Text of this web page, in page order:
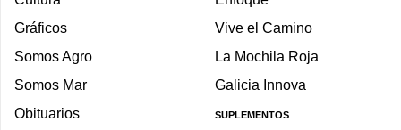
Gráficos
Somos Agro
Somos Mar
Obituarios
Vive el Camino
La Mochila Roja
Galicia Innova
SUPLEMENTOS